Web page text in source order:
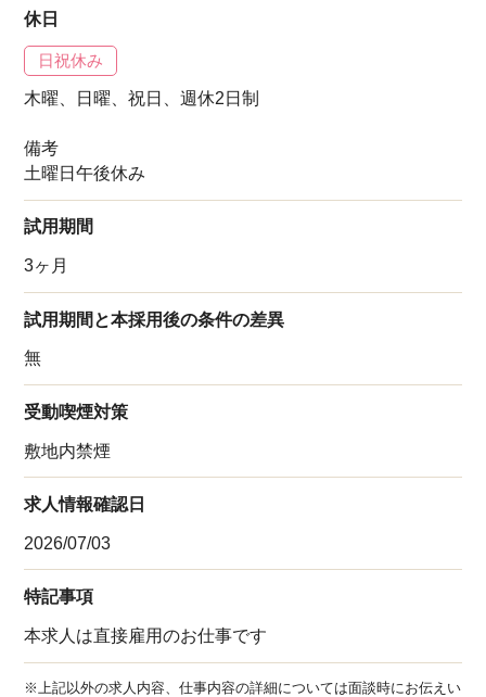
休日
日祝休み
木曜、日曜、祝日、週休2日制
備考
土曜日午後休み
試用期間
3ヶ月
試用期間と本採用後の条件の差異
無
受動喫煙対策
敷地内禁煙
求人情報確認日
2026/07/03
特記事項
本求人は直接雇用のお仕事です
※上記以外の求人内容、仕事内容の詳細については面談時にお伝えい